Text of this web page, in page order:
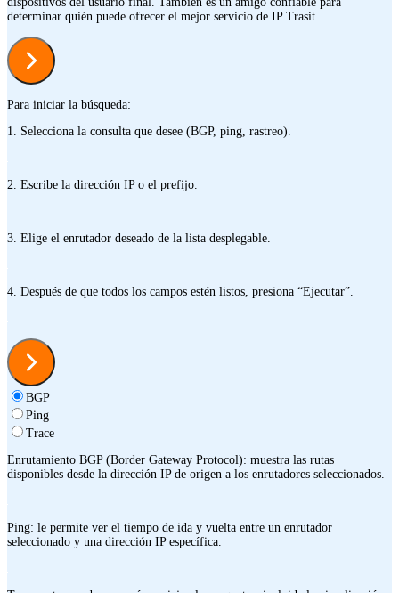
determinar quién puede ofrecer el mejor servicio de IP Trasit.
Para iniciar la búsqueda:
1. Selecciona la consulta que desee (BGP, ping, rastreo).
2. Escribe la dirección IP o el prefijo.
3. Elige el enrutador deseado de la lista desplegable.
4. Después de que todos los campos estén listos, presiona “Ejecutar”.
BGP
Ping
Trace
Enrutamiento BGP (Border Gateway Protocol): muestra las rutas
disponibles desde la dirección IP de origen a los enrutadores seleccionados.
Ping: le permite ver el tiempo de ida y vuelta entre un enrutador
seleccionado y una dirección IP específica.